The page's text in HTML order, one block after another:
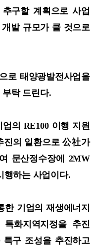
구할 계획으로 사업
발 규모가 클 것으로
로 태양광발전사업을
탁 드린다.
의 RE100 이행 지원
진의 일환으로 公社가
문산정수장에 2MW
행하는 사업이다.
기업의 재생에너지
화지역지정을 추진
특구 조성을 추진하고